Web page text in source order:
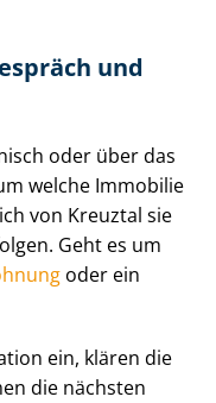
und
oder über das
welche Immobilie
von Kreuztal sie
Geht es um
oder ein
ein, klären die
die nächsten